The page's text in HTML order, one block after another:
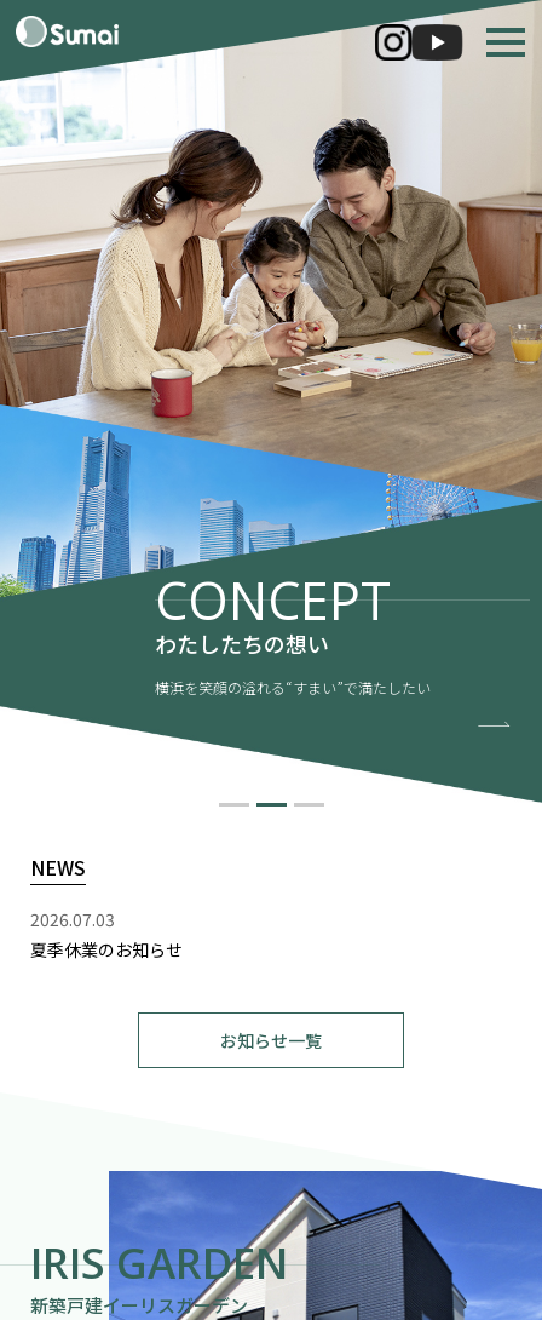
CONCEPT
わたしたちの想い
横浜を笑顔の溢れる“すまい”で満たしたい
NEWS
2026.07.03
夏季休業のお知らせ
お知らせ一覧
IRIS GARDEN
新築戸建イーリスガーデン